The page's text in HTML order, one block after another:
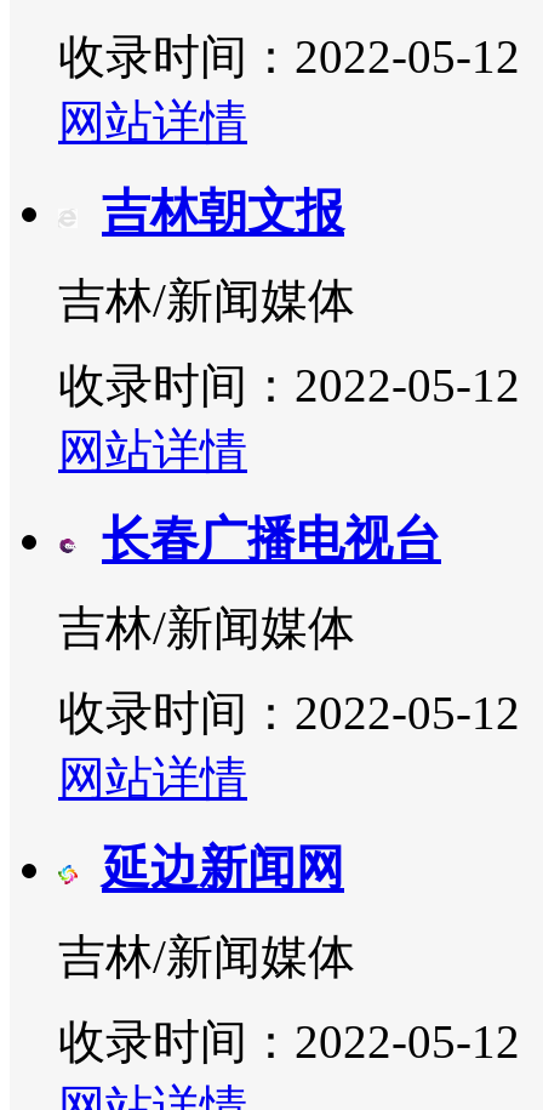
收录时间：2022-05-12
网站详情
吉林朝文报
吉林/新闻媒体
收录时间：2022-05-12
网站详情
长春广播电视台
吉林/新闻媒体
收录时间：2022-05-12
网站详情
延边新闻网
吉林/新闻媒体
收录时间：2022-05-12